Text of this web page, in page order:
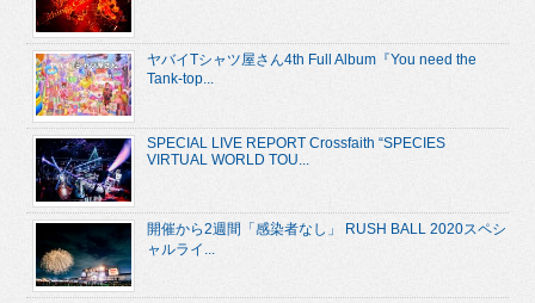
ヤバイTシャツ屋さん4th Full Album『You need the
Tank-top...
SPECIAL LIVE REPORT Crossfaith “SPECIES
VIRTUAL WORLD TOU...
開催から2週間「感染者なし」 RUSH BALL 2020スペシ
ャルライ...